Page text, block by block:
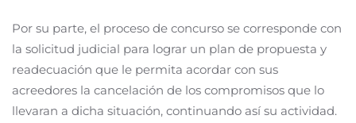
Por su parte, el proceso de concurso se corresponde con
la solicitud judicial para lograr un plan de propuesta y
readecuación que le permita acordar con sus
acreedores la cancelación de los compromisos que lo
llevaran a dicha situación, continuando así su actividad.